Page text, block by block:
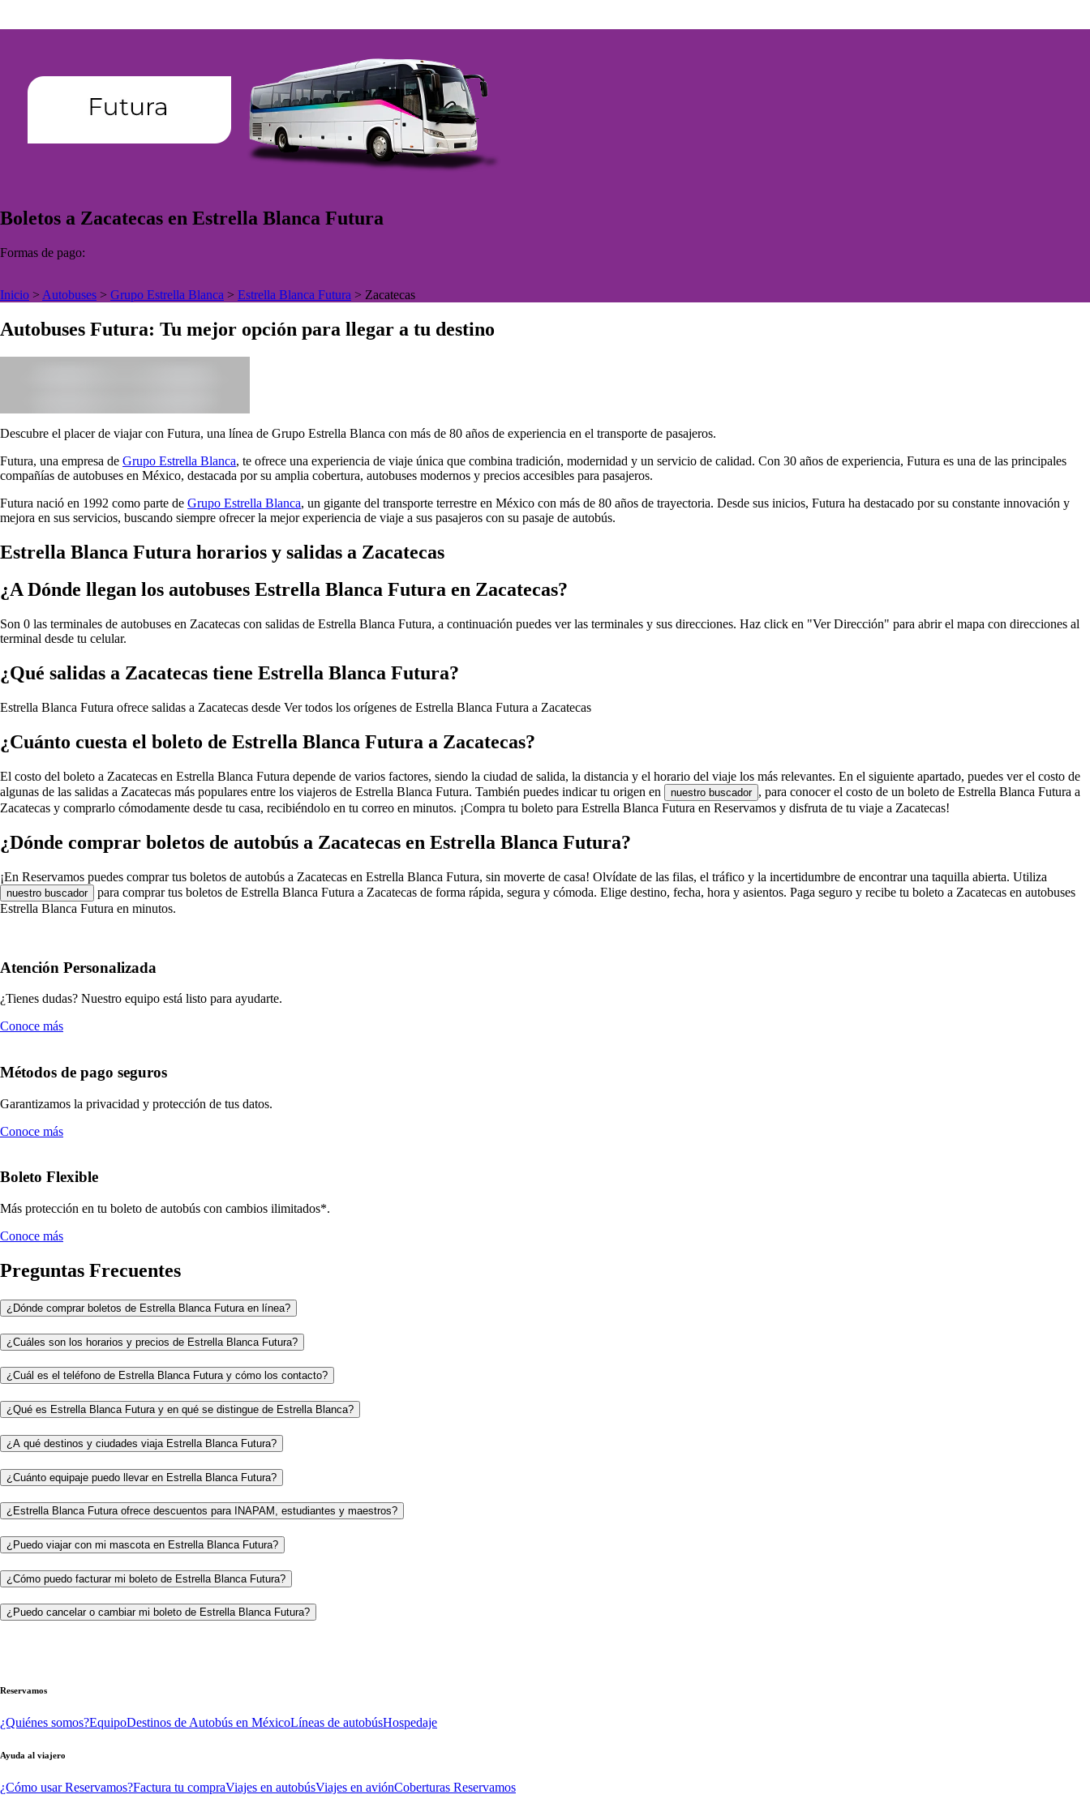
Boletos a Zacatecas en Estrella Blanca Futura
Formas de pago:
Inicio > Autobuses > Grupo Estrella Blanca > Estrella Blanca Futura > Zacatecas
Autobuses Futura: Tu mejor opción para llegar a tu destino
Descubre el placer de viajar con Futura, una línea de Grupo Estrella Blanca con más de 80 años de experiencia en el transporte de pasajeros.
Futura, una empresa de Grupo Estrella Blanca, te ofrece una experiencia de viaje única que combina tradición, modernidad y un servicio de calidad. Con 30 años de experiencia, Futura es una de las principales
compañías de autobuses en México, destacada por su amplia cobertura, autobuses modernos y precios accesibles para pasajeros.
Futura nació en 1992 como parte de Grupo Estrella Blanca, un gigante del transporte terrestre en México con más de 80 años de trayectoria. Desde sus inicios, Futura ha destacado por su constante innovación y
mejora en sus servicios, buscando siempre ofrecer la mejor experiencia de viaje a sus pasajeros con su pasaje de autobús.
Estrella Blanca Futura horarios y salidas a Zacatecas
¿A Dónde llegan los autobuses Estrella Blanca Futura en Zacatecas?
Son 0 las terminales de autobuses en Zacatecas con salidas de Estrella Blanca Futura, a continuación puedes ver las terminales y sus direcciones. Haz click en "Ver Dirección" para abrir el mapa con direcciones al
terminal desde tu celular.
¿Qué salidas a Zacatecas tiene Estrella Blanca Futura?
Estrella Blanca Futura ofrece salidas a Zacatecas desde Ver todos los orígenes de Estrella Blanca Futura a Zacatecas
¿Cuánto cuesta el boleto de Estrella Blanca Futura a Zacatecas?
El costo del boleto a Zacatecas en Estrella Blanca Futura depende de varios factores, siendo la ciudad de salida, la distancia y el horario del viaje los más relevantes. En el siguiente apartado, puedes ver el costo de
algunas de las salidas a Zacatecas más populares entre los viajeros de Estrella Blanca Futura. También puedes indicar tu origen en
nuestro buscador , para conocer el costo de un boleto de Estrella Blanca Futura a
Zacatecas y comprarlo cómodamente desde tu casa, recibiéndolo en tu correo en minutos. ¡Compra tu boleto para Estrella Blanca Futura en Reservamos y disfruta de tu viaje a Zacatecas!
¿Dónde comprar boletos de autobús a Zacatecas en Estrella Blanca Futura?
¡En Reservamos puedes comprar tus boletos de autobús a Zacatecas en Estrella Blanca Futura, sin moverte de casa! Olvídate de las filas, el tráfico y la incertidumbre de encontrar una taquilla abierta. Utiliza
nuestro buscador
para comprar tus boletos de Estrella Blanca Futura a Zacatecas de forma rápida, segura y cómoda. Elige destino, fecha, hora y asientos. Paga seguro y recibe tu boleto a Zacatecas en autobuses
Estrella Blanca Futura en minutos.
Atención Personalizada
¿Tienes dudas? Nuestro equipo está listo para ayudarte.
Conoce más
Métodos de pago seguros
Garantizamos la privacidad y protección de tus datos.
Conoce más
Boleto Flexible
Más protección en tu boleto de autobús con cambios ilimitados*.
Conoce más
Preguntas Frecuentes
¿Dónde comprar boletos de Estrella Blanca Futura en línea?
¿Cuáles son los horarios y precios de Estrella Blanca Futura?
¿Cuál es el teléfono de Estrella Blanca Futura y cómo los contacto?
¿Qué es Estrella Blanca Futura y en qué se distingue de Estrella Blanca?
¿A qué destinos y ciudades viaja Estrella Blanca Futura?
¿Cuánto equipaje puedo llevar en Estrella Blanca Futura?
¿Estrella Blanca Futura ofrece descuentos para INAPAM, estudiantes y maestros?
¿Puedo viajar con mi mascota en Estrella Blanca Futura?
¿Cómo puedo facturar mi boleto de Estrella Blanca Futura?
¿Puedo cancelar o cambiar mi boleto de Estrella Blanca Futura?
Reservamos
¿Quiénes somos?EquipoDestinos de Autobús en MéxicoLíneas de autobúsHospedaje
Ayuda al viajero
¿Cómo usar Reservamos?Factura tu compraViajes en autobúsViajes en aviónCoberturas Reservamos